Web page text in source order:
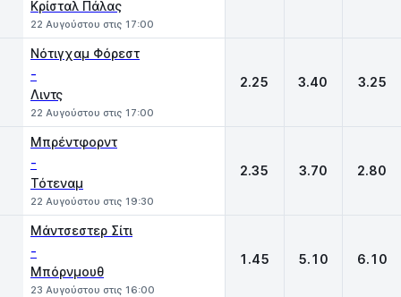
Κρίσταλ Πάλας
22 Αυγούστου στις 17:00
Νότιγχαμ Φόρεστ
-
Λιντς
22 Αυγούστου στις 17:00
2.25 3.40 3.25
Μπρέντφορντ
-
Τότεναμ
22 Αυγούστου στις 19:30
2.35 3.70 2.80
Μάντσεστερ Σίτι
-
Μπόρνμουθ
23 Αυγούστου στις 16:00
1.45 5.10 6.10